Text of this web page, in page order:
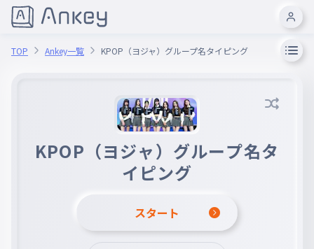
TOP Ankey一覧 KPOP（ヨジャ）グループ名タイピング
KPOP（ヨジャ）グループ名タ
イピング
スタート